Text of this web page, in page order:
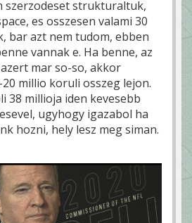
szerzodeset strukturaltuk,
es osszesen valami 30
bar azt nem tudom, ebben
vannak e. Ha benne, az
mar so-so, akkor
millio koruli osszeg lejon.
38 millioja iden kevesebb
ugyhogy igazabol ha
hozni, hely lesz meg siman.